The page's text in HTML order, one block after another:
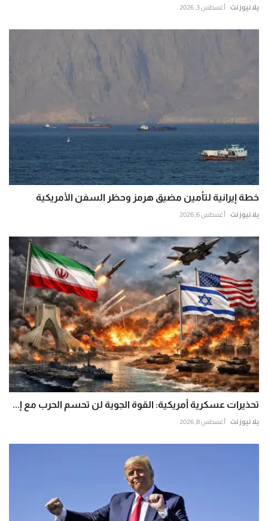
يلا نيوز نت أغسطس 3, 2026
خطة إيرانية لتأمين مضيق هرمز وحظر السفن الأمريكية
يلا نيوز نت أغسطس 6, 2026
تحذيرات عسكرية أمريكية: القوة الجوية لن تحسم الحرب مع إ...
يلا نيوز نت أغسطس 8, 2026